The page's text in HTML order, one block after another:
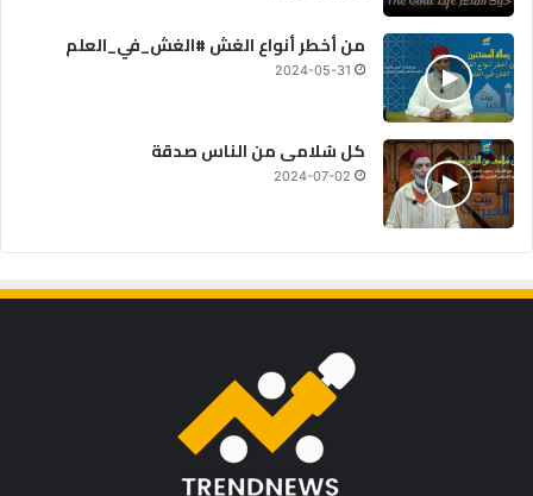
من أخطر أنواع الغش #الغش_في_العلم
2024-05-31
كل سُلامى من الناس صدقة
2024-07-02